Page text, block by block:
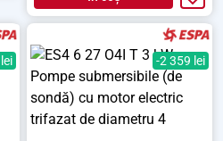
-2 359 lei